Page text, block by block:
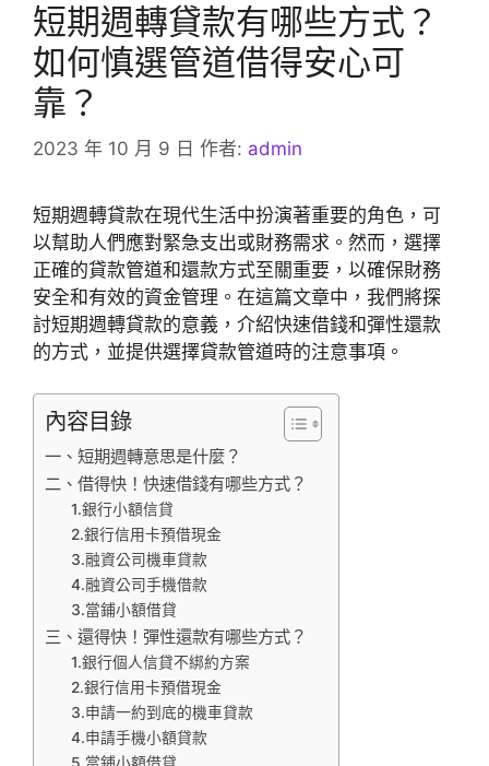
短期週轉貸款有哪些方式？
如何慎選管道借得安心可
靠？
2023 年 10 月 9 日 作者: admin
短期週轉貸款在現代生活中扮演著重要的角色，可
以幫助人們應對緊急支出或財務需求。然而，選擇
正確的貸款管道和還款方式至關重要，以確保財務
安全和有效的資金管理。在這篇文章中，我們將探
討短期週轉貸款的意義，介紹快速借錢和彈性還款
的方式，並提供選擇貸款管道時的注意事項。
內容目錄
一、短期週轉意思是什麼？
二、借得快！快速借錢有哪些方式？
1.銀行小額信貸
2.銀行信用卡預借現金
3.融資公司機車貸款
4.融資公司手機借款
3.當鋪小額借貸
三、還得快！彈性還款有哪些方式？
1.銀行個人信貸不綁約方案
2.銀行信用卡預借現金
3.申請一約到底的機車貸款
4.申請手機小額貸款